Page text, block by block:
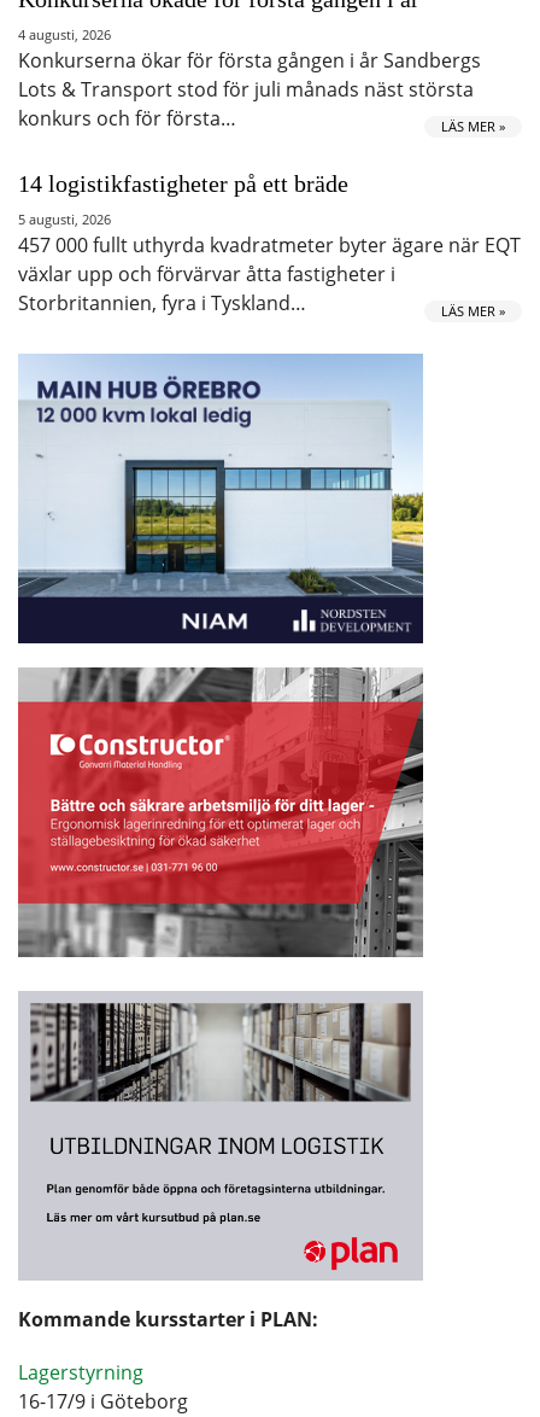
4 augusti, 2026
Konkurserna ökar för första gången i år Sandbergs
Lots & Transport stod för juli månads näst största
konkurs och för första…
LÄS MER »
14 logistikfastigheter på ett bräde
5 augusti, 2026
457 000 fullt uthyrda kvadratmeter byter ägare när EQT
växlar upp och förvärvar åtta fastigheter i
Storbritannien, fyra i Tyskland…
LÄS MER »
Kommande kursstarter i PLAN:
Lagerstyrning
16-17/9 i Göteborg